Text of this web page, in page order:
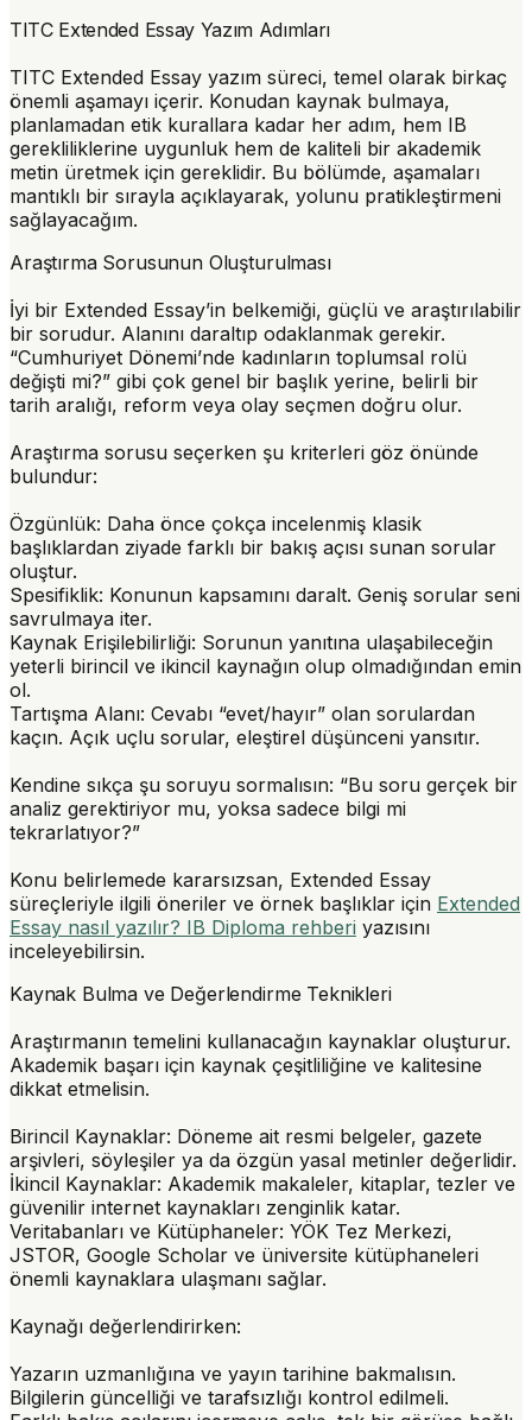
TITC Extended Essay Yazım Adımları
TITC Extended Essay yazım süreci, temel olarak birkaç
önemli aşamayı içerir. Konudan kaynak bulmaya,
planlamadan etik kurallara kadar her adım, hem IB
gerekliliklerine uygunluk hem de kaliteli bir akademik
metin üretmek için gereklidir. Bu bölümde, aşamaları
mantıklı bir sırayla açıklayarak, yolunu pratikleştirmeni
sağlayacağım.
Araştırma Sorusunun Oluşturulması
İyi bir Extended Essay’in belkemiği, güçlü ve araştırılabilir
bir sorudur. Alanını daraltıp odaklanmak gerekir.
“Cumhuriyet Dönemi’nde kadınların toplumsal rolü
değişti mi?” gibi çok genel bir başlık yerine, belirli bir
tarih aralığı, reform veya olay seçmen doğru olur.
Araştırma sorusu seçerken şu kriterleri göz önünde
bulundur:
Özgünlük: Daha önce çokça incelenmiş klasik
başlıklardan ziyade farklı bir bakış açısı sunan sorular
oluştur.
Spesifiklik: Konunun kapsamını daralt. Geniş sorular seni
savrulmaya iter.
Kaynak Erişilebilirliği: Sorunun yanıtına ulaşabileceğin
yeterli birincil ve ikincil kaynağın olup olmadığından emin
ol.
Tartışma Alanı: Cevabı “evet/hayır” olan sorulardan
kaçın. Açık uçlu sorular, eleştirel düşünceni yansıtır.
Kendine sıkça şu soruyu sormalısın: “Bu soru gerçek bir
analiz gerektiriyor mu, yoksa sadece bilgi mi
tekrarlatıyor?”
Konu belirlemede kararsızsan, Extended Essay
süreçleriyle ilgili öneriler ve örnek başlıklar için Extended
Essay nasıl yazılır? IB Diploma rehberi yazısını
inceleyebilirsin.
Kaynak Bulma ve Değerlendirme Teknikleri
Araştırmanın temelini kullanacağın kaynaklar oluşturur.
Akademik başarı için kaynak çeşitliliğine ve kalitesine
dikkat etmelisin.
Birincil Kaynaklar: Döneme ait resmi belgeler, gazete
arşivleri, söyleşiler ya da özgün yasal metinler değerlidir.
İkincil Kaynaklar: Akademik makaleler, kitaplar, tezler ve
güvenilir internet kaynakları zenginlik katar.
Veritabanları ve Kütüphaneler: YÖK Tez Merkezi,
JSTOR, Google Scholar ve üniversite kütüphaneleri
önemli kaynaklara ulaşmanı sağlar.
Kaynağı değerlendirirken:
Yazarın uzmanlığına ve yayın tarihine bakmalısın.
Bilgilerin güncelliği ve tarafsızlığı kontrol edilmeli.